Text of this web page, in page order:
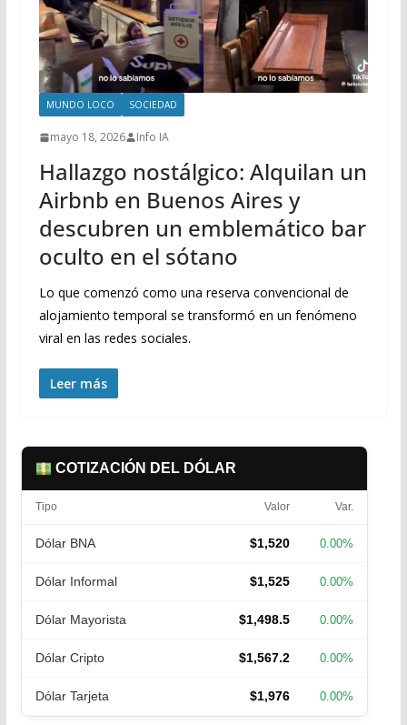
MUNDO LOCO SOCIEDAD
mayo 18, 2026 Info IA
Hallazgo nostálgico: Alquilan un
Airbnb en Buenos Aires y
descubren un emblemático bar
oculto en el sótano
Lo que comenzó como una reserva convencional de
alojamiento temporal se transformó en un fenómeno
viral en las redes sociales.
Leer más
COTIZACIÓN DEL DÓLAR
Tipo Valor Var.
Dólar BNA $1,520 0.00%
Dólar Informal $1,525 0.00%
Dólar Mayorista $1,498.5 0.00%
Dólar Cripto $1,567.2 0.00%
Dólar Tarjeta $1,976 0.00%